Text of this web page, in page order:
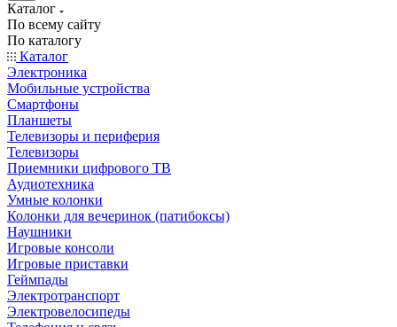
Каталог
По всему сайту
По каталогу
Каталог
Электроника
Мобильные устройства
Смартфоны
Планшеты
Телевизоры и периферия
Телевизоры
Приемники цифрового ТВ
Аудиотехника
Умные колонки
Колонки для вечеринок (патибоксы)
Наушники
Игровые консоли
Игровые приставки
Геймпады
Электротранспорт
Электровелосипеды